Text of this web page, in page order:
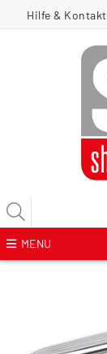
Hilfe & Kontakt
MENU